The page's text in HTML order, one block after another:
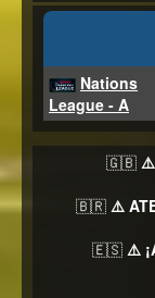
Nations
League - A
🇬🇧 ⚠️
🇧🇷 ⚠️
🇪🇸 ⚠️